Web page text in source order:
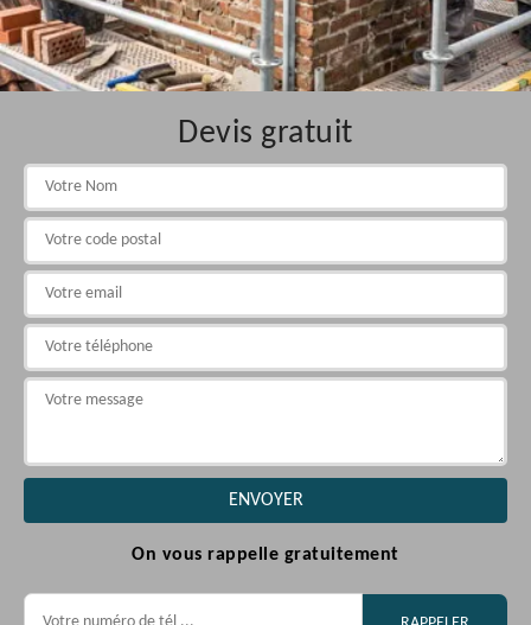
Devis gratuit
On vous rappelle gratuitement